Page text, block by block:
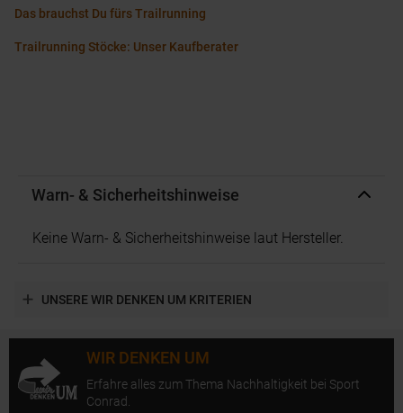
Das brauchst Du fürs Trailrunning
Trailrunning Stöcke: Unser Kaufberater
Warn- & Sicherheitshinweise
Keine Warn- & Sicherheitshinweise laut Hersteller.
UNSERE WIR DENKEN UM KRITERIEN
WIR DENKEN UM
Erfahre alles zum Thema Nachhaltigkeit bei Sport
Conrad.